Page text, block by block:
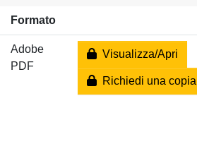
Formato
Adobe
PDF
Visualizza/Apri
Richiedi una copia